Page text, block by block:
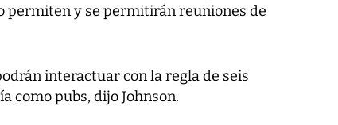
permiten y se permitirán reuniones de
interactuar con la regla de seis
como pubs, dijo Johnson.